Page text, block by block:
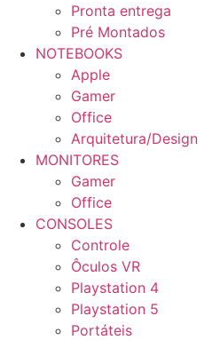
Pronta entrega
Pré Montados
NOTEBOOKS
Apple
Gamer
Office
Arquitetura/Design
MONITORES
Gamer
Office
CONSOLES
Controle
Ôculos VR
Playstation 4
Playstation 5
Portáteis